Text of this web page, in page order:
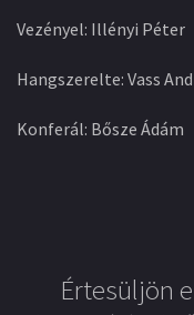
Vezényel: Illényi Péter
Hangszerelte: Vass
Konferál: Bősze Ádám
Értesüljön